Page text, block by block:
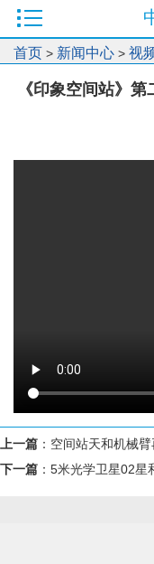
首页 > 新闻中心 > 视
《印象空间站》
上一篇 ： 空间站天和机械
下一篇 ： 5米光学卫星02星